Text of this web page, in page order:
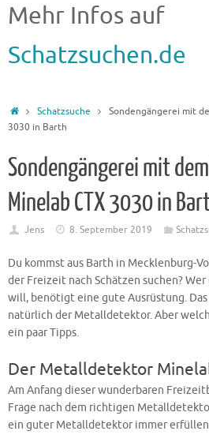
Mehr Infos auf
Schatzsuchen.de
Schatzsuche
Sondengängerei mit
3030 in Barth
Sondengängerei mit
Minelab CTX 3030 in
Jens 8. September 2019
Du kommst aus Barth in Mecklenburg-
der Freizeit nach Schätzen suchen?
will, benötigt eine gute Ausrüstung.
natürlich der Metalldetektor. Aber
ein paar Tipps.
Der Metalldetektor
Am Anfang dieser wunderbaren
Frage nach dem richtigen
ein guter Metalldetektor immer